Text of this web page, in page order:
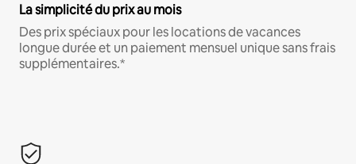
La simplicité du prix au mois
Des prix spéciaux pour les locations de vacances
longue durée et un paiement mensuel unique sans frais
supplémentaires.*